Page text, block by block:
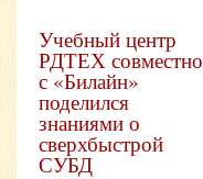
Учебный центр
РДТЕХ совместно
с «Билайн»
поделился
знаниями о
сверхбыстрой
СУБД